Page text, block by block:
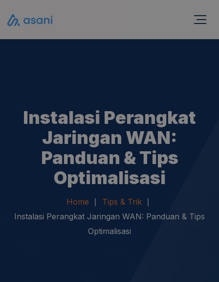
Instalasi Perangkat
Jaringan WAN:
Panduan & Tips
Optimalisasi
Home
Tips & Trik
Instalasi Perangkat Jaringan WAN: Panduan & Tips
Optimalisasi